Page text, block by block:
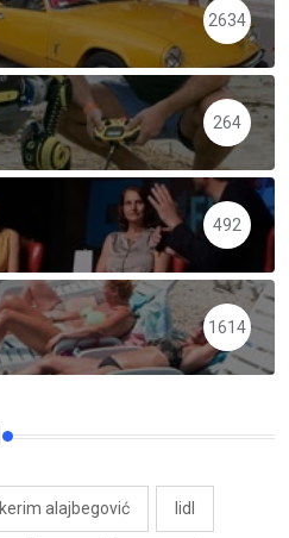
2634
264
492
1614
kerim alajbegović lidl